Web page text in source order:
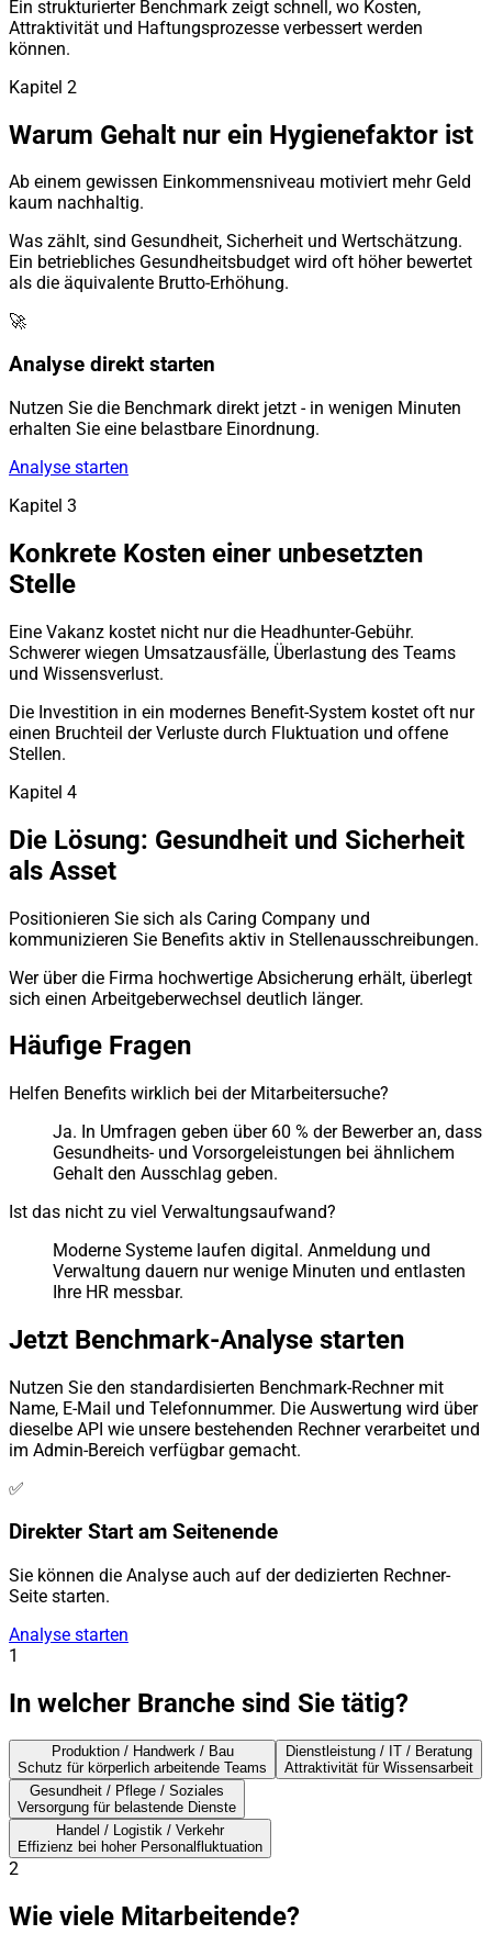
Ein strukturierter Benchmark zeigt schnell, wo Kosten,
Attraktivität und Haftungsprozesse verbessert werden
können.
Kapitel 2
Warum Gehalt nur ein Hygienefaktor ist
Ab einem gewissen Einkommensniveau motiviert mehr Geld
kaum nachhaltig.
Was zählt, sind Gesundheit, Sicherheit und Wertschätzung.
Ein betriebliches Gesundheitsbudget wird oft höher bewertet
als die äquivalente Brutto-Erhöhung.
🚀
Analyse direkt starten
Nutzen Sie die Benchmark direkt jetzt - in wenigen Minuten
erhalten Sie eine belastbare Einordnung.
Analyse starten
Kapitel 3
Konkrete Kosten einer unbesetzten
Stelle
Eine Vakanz kostet nicht nur die Headhunter-Gebühr.
Schwerer wiegen Umsatzausfälle, Überlastung des Teams
und Wissensverlust.
Die Investition in ein modernes Benefit-System kostet oft nur
einen Bruchteil der Verluste durch Fluktuation und offene
Stellen.
Kapitel 4
Die Lösung: Gesundheit und Sicherheit
als Asset
Positionieren Sie sich als Caring Company und
kommunizieren Sie Benefits aktiv in Stellenausschreibungen.
Wer über die Firma hochwertige Absicherung erhält, überlegt
sich einen Arbeitgeberwechsel deutlich länger.
Häufige Fragen
Helfen Benefits wirklich bei der Mitarbeitersuche?
Ja. In Umfragen geben über 60 % der Bewerber an, dass
Gesundheits- und Vorsorgeleistungen bei ähnlichem
Gehalt den Ausschlag geben.
Ist das nicht zu viel Verwaltungsaufwand?
Moderne Systeme laufen digital. Anmeldung und
Verwaltung dauern nur wenige Minuten und entlasten
Ihre HR messbar.
Jetzt Benchmark-Analyse starten
Nutzen Sie den standardisierten Benchmark-Rechner mit
Name, E-Mail und Telefonnummer. Die Auswertung wird über
dieselbe API wie unsere bestehenden Rechner verarbeitet und
im Admin-Bereich verfügbar gemacht.
✅
Direkter Start am Seitenende
Sie können die Analyse auch auf der dedizierten Rechner-
Seite starten.
Analyse starten
1
In welcher Branche sind Sie tätig?
Produktion / Handwerk / Bau
Schutz für körperlich arbeitende Teams
Dienstleistung / IT / Beratung
Attraktivität für Wissensarbeit
Gesundheit / Pflege / Soziales
Versorgung für belastende Dienste
Handel / Logistik / Verkehr
Effizienz bei hoher Personalfluktuation
2
Wie viele Mitarbeitende?